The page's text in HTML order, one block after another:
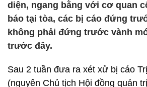
diện, ngang bằng với cơ quan
báo tại tòa, các bị cáo đứng
không phải đứng trước vành
trước đây.
Sau 2 tuần đưa ra xét xử bị cáo
(nguyên Chủ tịch Hội đồng quản